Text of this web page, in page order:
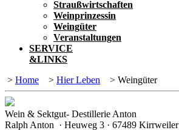
Straußwirtschaften
Weinprinzessin
Weingüter
Veranstaltungen
SERVICE
&LINKS
> Home > Hier Leben > Weingüter
Wein & Sektgut- Destillerie Anton
Ralph Anton · Heuweg 3 · 67489 Kirrweiler